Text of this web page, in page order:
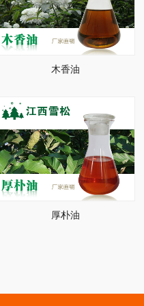
木香油
厚朴油